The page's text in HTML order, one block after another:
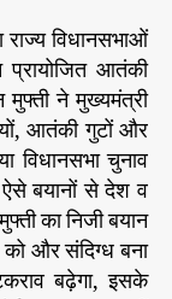
विधानसभाओं
प्रायोजित आतंकी
मुफ्ती ने मुख्यमंत्री
आतंकी गुटों और
विधानसभा चुनाव
ऐसे बयानों से देश व
का निजी बयान
और संदिग्ध बना
बढ़ेगा, इसके